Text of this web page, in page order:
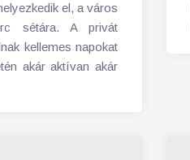
el, a város
sétára. A privát
kellemes napokat
akár aktívan akár